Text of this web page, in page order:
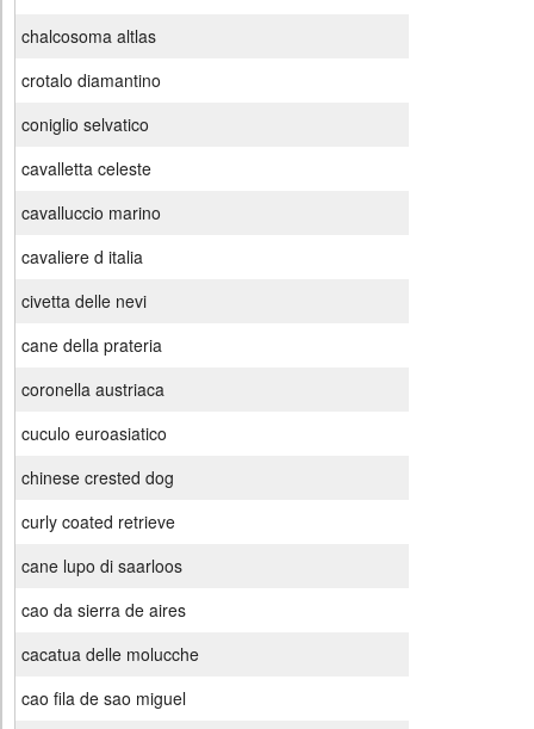
chalcosoma altlas
crotalo diamantino
coniglio selvatico
cavalletta celeste
cavalluccio marino
cavaliere d italia
civetta delle nevi
cane della prateria
coronella austriaca
cuculo euroasiatico
chinese crested dog
curly coated retrieve
cane lupo di saarloos
cao da sierra de aires
cacatua delle molucche
cao fila de sao miguel